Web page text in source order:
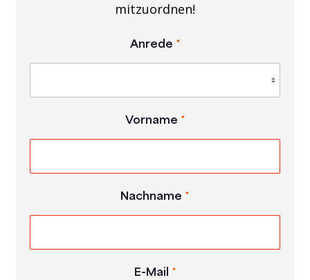
mitzuordnen!
Anrede *
Vorname *
Nachname *
E-Mail *